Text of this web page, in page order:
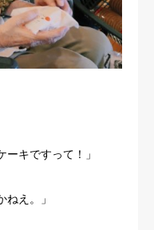
ーキですって！」
ねえ。」